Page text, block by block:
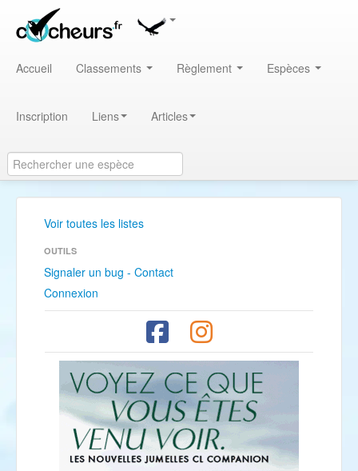
Accueil Classements Règlement Espèces
Inscription Liens Articles
Voir toutes les listes
OUTILS
Signaler un bug - Contact
Connexion